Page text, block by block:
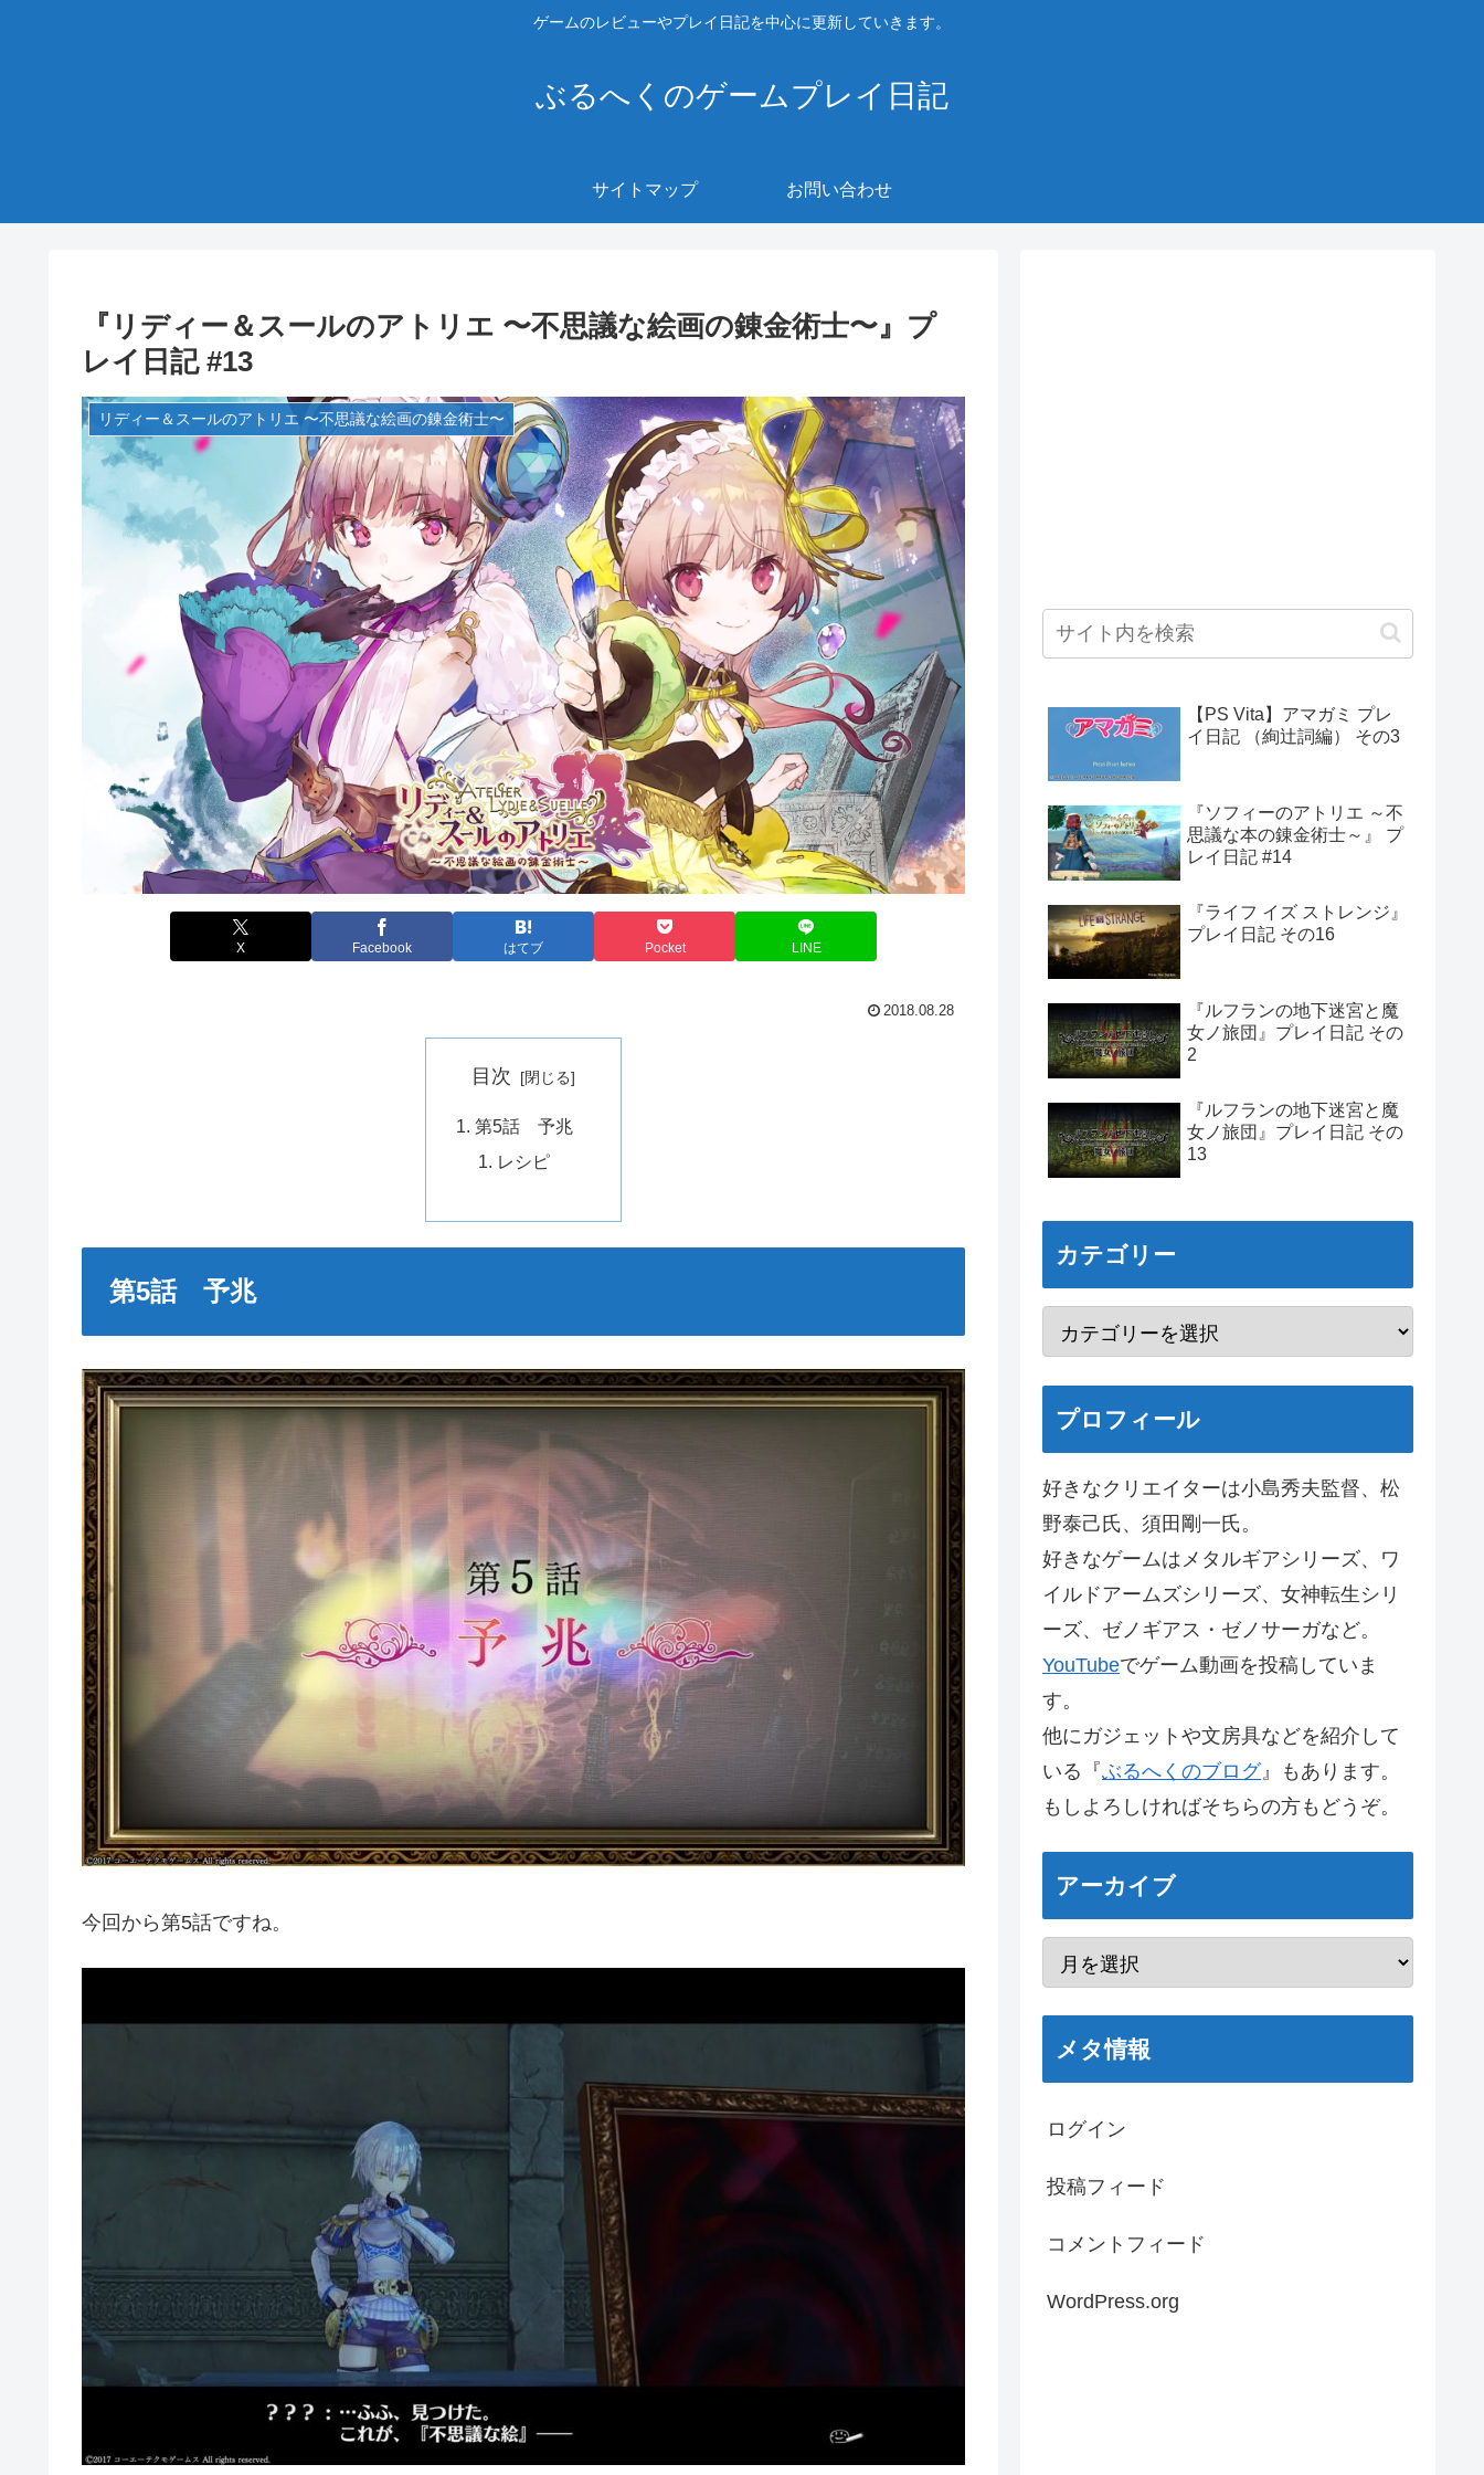
ゲームのレビューやプレイ日記を中心に更新していきます。
ぶるへくのゲームプレイ日記
サイトマップ お問い合わせ
『リディー＆スールのアトリエ 〜不思議な絵画の錬金術士〜』プ
レイ日記 #13
リディー＆スールのアトリエ 〜不思議な絵画の錬金術士〜
X Facebook はてブ Pocket LINE
2018.08.28
目次
第5話 予兆
レシピ
第5話 予兆
今回から第5話ですね。
【PS Vita】アマガミ プレ
イ日記 （絢辻詞編） その3
『ソフィーのアトリエ ～不
思議な本の錬金術士～』 プ
レイ日記 #14
『ライフ イズ ストレンジ』
プレイ日記 その16
『ルフランの地下迷宮と魔
女ノ旅団』プレイ日記 その
2
『ルフランの地下迷宮と魔
女ノ旅団』プレイ日記 その
13
カテゴリー
プロフィール
好きなクリエイターは小島秀夫監督、松
野泰己氏、須田剛一氏。
好きなゲームはメタルギアシリーズ、ワ
イルドアームズシリーズ、女神転生シリ
ーズ、ゼノギアス・ゼノサーガなど。
YouTubeでゲーム動画を投稿していま
す。
他にガジェットや文房具などを紹介して
いる『ぶるへくのブログ』もあります。
もしよろしければそちらの方もどうぞ。
アーカイブ
メタ情報
ログイン
投稿フィード
コメントフィード
WordPress.org